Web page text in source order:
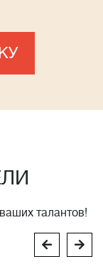
талантов!